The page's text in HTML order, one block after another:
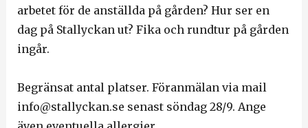
arbetet för de anställda på gården? Hur ser en
dag på Stallyckan ut? Fika och rundtur på gården
ingår.
Begränsat antal platser. Föranmälan via mail
info@stallyckan.se senast söndag 28/9. Ange